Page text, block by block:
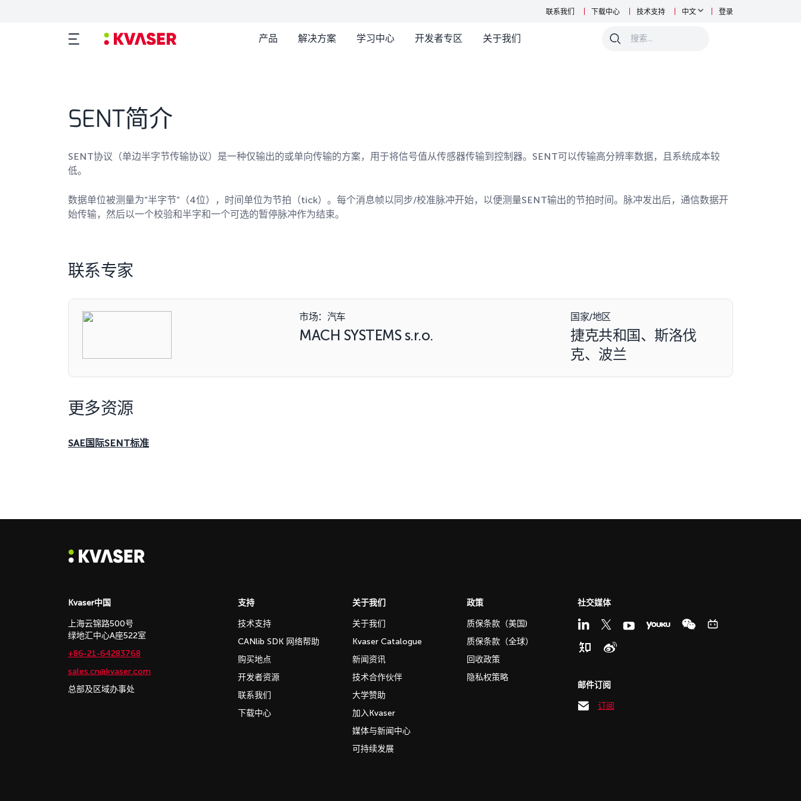
联系我们 下载中心 技术支持 中文 登录
产品 解决方案 学习中心 开发者专区 关于我们 0
SENT简介
SENT协议（单边半字节传输协议）是一种仅输出的或单向传输的方案，用于将信号值从传感器传输到控制器。SENT可以传输高分辨率数据，且系统成本较
低。
数据单位被测量为“半字节”（4位），时间单位为节拍（tick）。每个消息帧以同步/校准脉冲开始，以便测量SENT输出的节拍时间。脉冲发出后，通信数据开
始传输，然后以一个校验和半字和一个可选的暂停脉冲作为结束。
联系专家
市场：汽车
MACH SYSTEMS s.r.o.
国家/地区
捷克共和国、斯洛伐
克、波兰
更多资源
SAE国际SENT标准
Kvaser中国
上海云锦路500号
绿地汇中心A座522室
+86-21-64283768
sales.cn@kvaser.com
总部及区域办事处
支持
技术支持
CANlib SDK 网络帮助
购买地点
开发者资源
联系我们
下载中心
关于我们
关于我们
Kvaser Catalogue
新闻资讯
技术合作伙伴
大学赞助
加入Kvaser
媒体与新闻中心
可持续发展
政策
质保条款（美国)
质保条款（全球）
回收政策
隐私权策略
社交媒体
邮件订阅
订阅